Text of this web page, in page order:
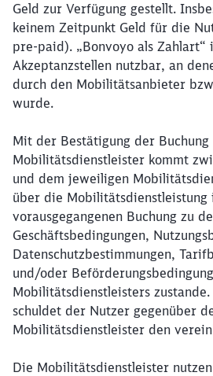
Geld zur Verfügung gestellt.
keinem Zeitpunkt Geld für die
pre-paid). „Bonvoyo als Zahlart“
Akzeptanzstellen nutzbar, an
durch den Mobilitätsanbieter
wurde.
Mit der Bestätigung der
Mobilitätsdienstleister kommt
und dem jeweiligen
über die Mobilitätsdienstleistung
vorausgegangenen Buchung zu
Geschäftsbedingungen,
Datenschutzbestimmungen,
und/oder
Mobilitätsdienstleisters
schuldet der Nutzer gegenüber
Mobilitätsdienstleister den
Die Mobilitätsdienstleister